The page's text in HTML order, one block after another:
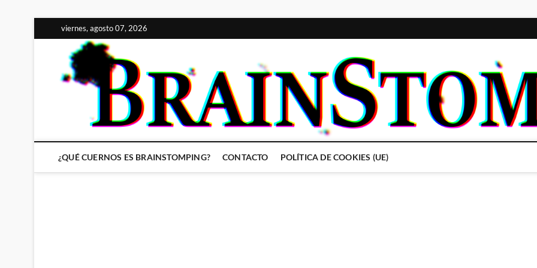
al
contenido
viernes, agosto 07, 2026
¿QUÉ CUERNOS ES BRAINSTOMPING? CONTACTO POLÍTICA DE COOKIES (UE)